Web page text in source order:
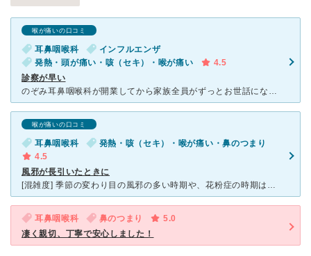
喉が痛いの口コミ
耳鼻咽喉科
インフルエンザ
発熱・頭が痛い・咳（セキ）・喉が痛い
4.5
診察が早い
のぞみ耳鼻咽喉科が開業してから家族全員がずっとお世話になっております。風邪の時も内科へ行かず、のぞみ耳鼻咽喉科で吸入や点滴をすると早く治ります。先生の診察は丁寧で早く子供も泣かずに診察を受けられます。
喉が痛いの口コミ
耳鼻咽喉科
発熱・咳（セキ）・喉が痛い・鼻のつまり
4.5
風邪が長引いたときに
[混雑度] 季節の変わり目の風邪の多い時期や、花粉症の時期は１時間くらい待つこともありますが、 そうでない場合は、１０分くらいの場合も（9月上旬に受診した際はそうでした）。 [対応] 待合
耳鼻咽喉科 鼻のつまり
5.0
凄く親切、丁寧で安心しました！